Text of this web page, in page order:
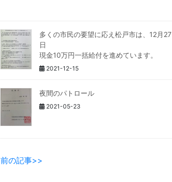
多くの市民の要望に応え松戸市は、12月27
日
現金10万円一括給付を進めています。
2021-12-15
夜間のパトロール
2021-05-23
前の記事>>